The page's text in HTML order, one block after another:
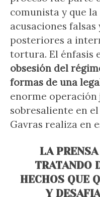
comunista y que
acusaciones
posteriores a
tortura. El énfasis
obsesión del
formas de una
enorme
sobresaliente en
Gavras realiza en
LA
TRATANDO
HECHOS QUE
Y